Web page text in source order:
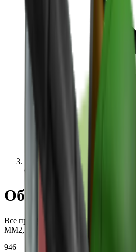
Common
Общие ценности
Все предметы Common - редкости с
MM2, спросом и историей.
946